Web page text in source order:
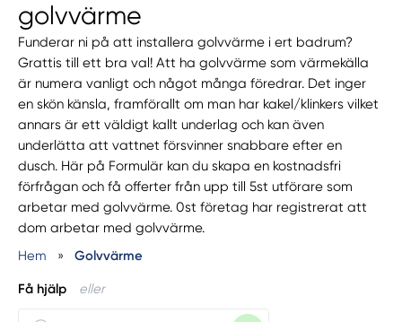
golvvärme
Funderar ni på att installera golvvärme i ert badrum?
Grattis till ett bra val! Att ha golvvärme som värmekälla
är numera vanligt och något många föredrar. Det inger
en skön känsla, framförallt om man har kakel/klinkers vilket
annars är ett väldigt kallt underlag och kan även
underlätta att vattnet försvinner snabbare efter en
dusch. Här på Formulär kan du skapa en kostnadsfri
förfrågan och få offerter från upp till 5st utförare som
arbetar med golvvärme. 0st företag har registrerat att
dom arbetar med golvvärme.
Hem
» Golvvärme
Få hjälp eller